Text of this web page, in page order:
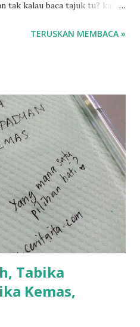
tak kalau baca tajuk tu? kalau
ANAK AKU ....adoiiii
Giant beli barang
kereta tu biasalah kan
anak jalan sampai masuk
4 macam kami ni bahagi-
dan biasanya aku akan
kakak husna... yang abg
pada shah la pulak.. tapi
ummi pimpin... ajer rebeh
TERUSKAN MEMBACA »
Tabika
Kemas,